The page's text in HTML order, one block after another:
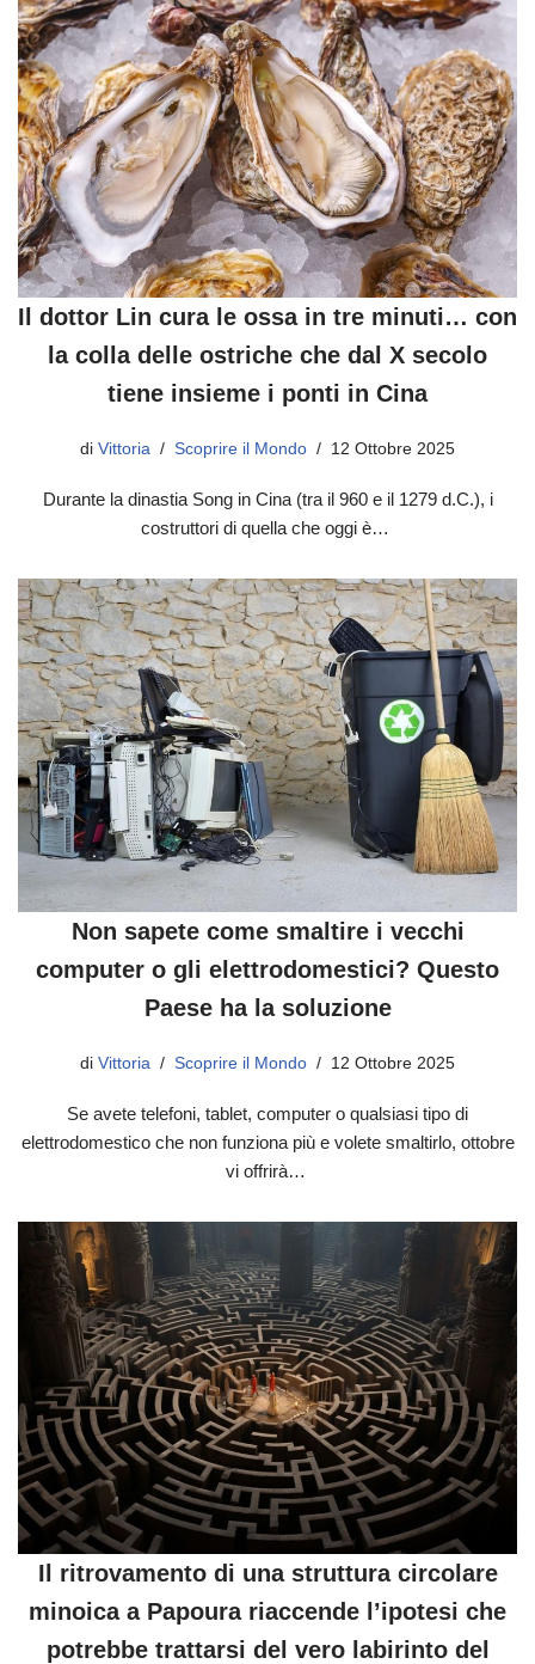
Il dottor Lin cura le ossa in tre minuti… con
la colla delle ostriche che dal X secolo
tiene insieme i ponti in Cina
di Vittoria Scoprire il Mondo 12 Ottobre 2025
Durante la dinastia Song in Cina (tra il 960 e il 1279 d.C.), i
costruttori di quella che oggi è…
Non sapete come smaltire i vecchi
computer o gli elettrodomestici? Questo
Paese ha la soluzione
di Vittoria Scoprire il Mondo 12 Ottobre 2025
Se avete telefoni, tablet, computer o qualsiasi tipo di
elettrodomestico che non funziona più e volete smaltirlo, ottobre
vi offrirà…
Il ritrovamento di una struttura circolare
minoica a Papoura riaccende l’ipotesi che
potrebbe trattarsi del vero labirinto del